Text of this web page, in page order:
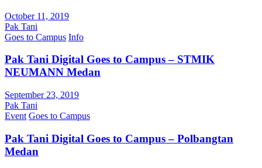
October 11, 2019
Pak Tani
Goes to Campus Info
Pak Tani Digital Goes to Campus – STMIK
NEUMANN Medan
September 23, 2019
Pak Tani
Event Goes to Campus
Pak Tani Digital Goes to Campus – Polbangtan
Medan